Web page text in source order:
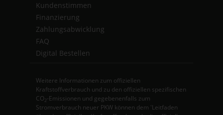
Kundenstimmen
Finanzierung
Zahlungsabwicklung
FAQ
Digital Bestellen
Weitere Informationen zum offiziellen
Kraftstoffverbrauch und zu den offiziellen spezifischen
CO2-Emissionen und gegebenenfalls zum
Stromverbrauch neuer PKW können dem 'Leitfaden